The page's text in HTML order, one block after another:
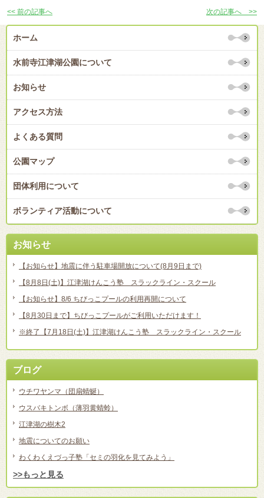
<< 前の記事へ 次の記事へ >>
ホーム
水前寺江津湖公園について
お知らせ
アクセス方法
よくある質問
公園マップ
団体利用について
ボランティア活動について
お知らせ
【お知らせ】地震に伴う駐車場開放について(8月9日まで)
【8月8日(土)】江津湖けんこう塾 スラックライン・スクール
【お知らせ】8/6 ちびっこプールの利用再開について
【8月30日まで】ちびっこプールがご利用いただけます！
※終了【7月18日(土)】江津湖けんこう塾 スラックライン・スクール
ブログ
ウチワヤンマ（団扇蜻蜒）
ウスバキトンボ（薄羽黄蜻蛉）
江津湖の樹木2
地震についてのお願い
わくわくえづっ子塾「セミの羽化を見てみよう」
>>もっと見る